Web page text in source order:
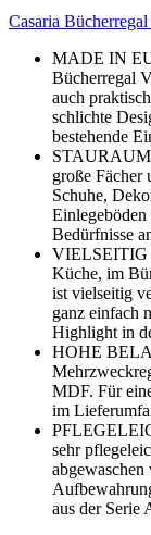
Casaria
MADE IN
Bücherregal
auch
schlichte
bestehende
große Fächer
Schuhe,
Bedürfnisse
VIELSEITIG
Küche, im
ist vielseitig
ganz einfach
Highlight in
HOHE
MDF. Für
im
sehr
aus der